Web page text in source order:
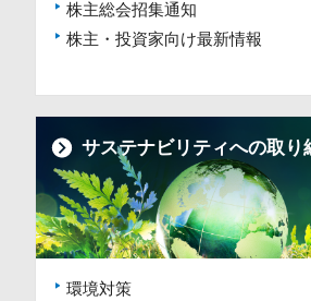
株主総会招集通知
株主・投資家向け最新情報
サステナビリティへの取り
環境対策